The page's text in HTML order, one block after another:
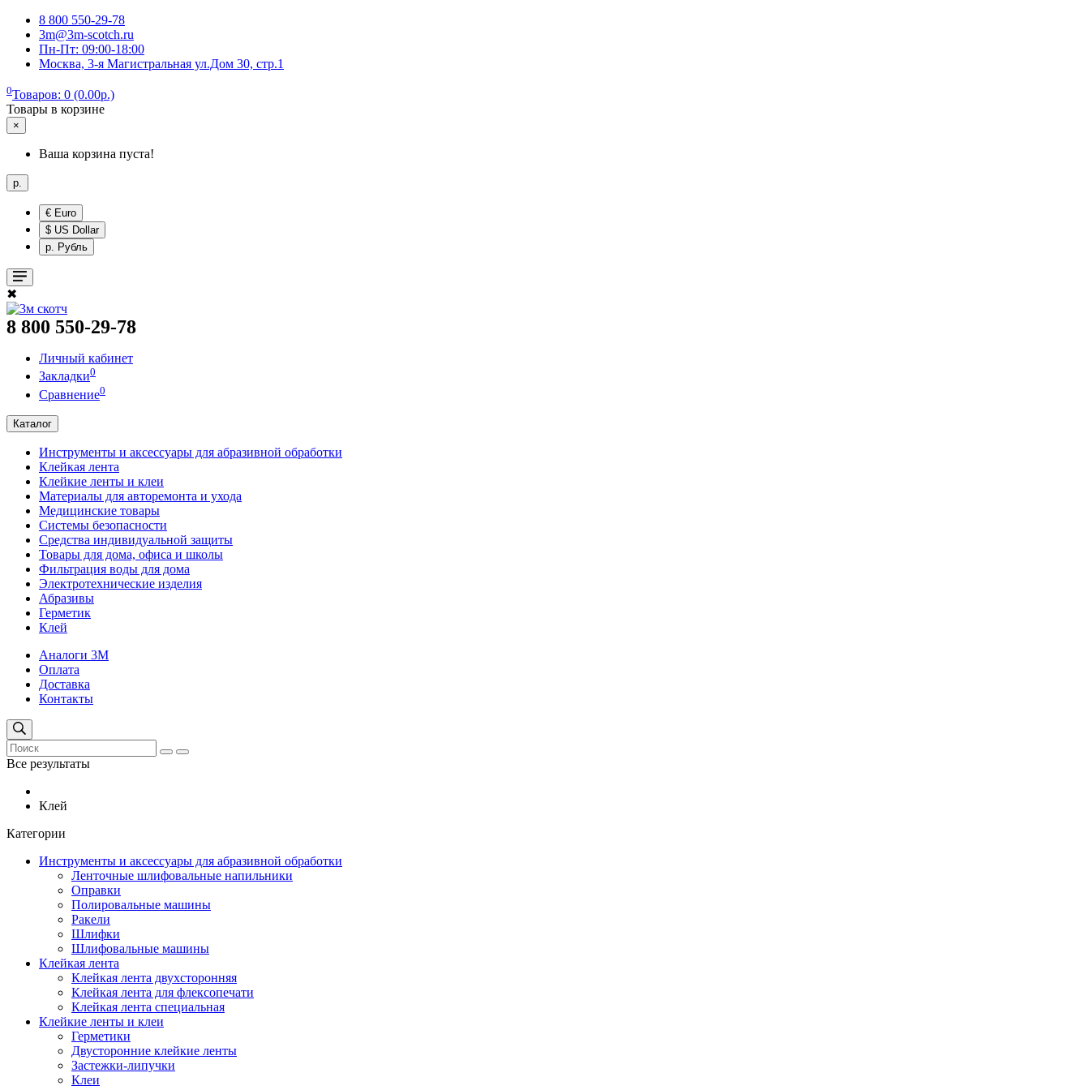
8 800 550-29-78
3m@3m-scotch.ru
Пн-Пт: 09:00-18:00
Москва, 3-я Магистральная ул.Дом 30, стр.1
0Товаров: 0 (0.00р.)
Товары в корзине
×
Ваша корзина пуста!
р.
€ Euro
$ US Dollar
р. Рубль
✖
8 800 550-29-78
Личный кабинет
Закладки0
Сравнение0
Каталог
Инструменты и аксессуары для абразивной обработки
Клейкая лента
Клейкие ленты и клеи
Материалы для авторемонта и ухода
Медицинские товары
Системы безопасности
Средства индивидуальной защиты
Товары для дома, офиса и школы
Фильтрация воды для дома
Электротехнические изделия
Абразивы
Герметик
Клей
Аналоги 3М
Оплата
Доставка
Контакты
Все результаты
Клей
Категории
Инструменты и аксессуары для абразивной обработки
Ленточные шлифовальные напильники
Оправки
Полировальные машины
Ракели
Шлифки
Шлифовальные машины
Клейкая лента
Клейкая лента двухсторонняя
Клейкая лента для флексопечати
Клейкая лента специальная
Клейкие ленты и клеи
Герметики
Двусторонние клейкие ленты
Застежки-липучки
Клеи